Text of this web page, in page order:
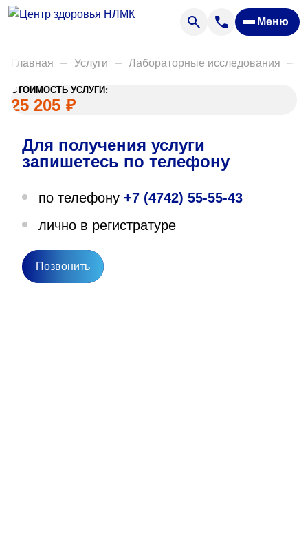
Меню
Анализы
Акции
Пациентам
Вакансии
О нас
Направления деятельности
Главная Услуги Лабораторные исследования
СТОИМОСТЬ УСЛУГИ:
25 205 ₽
Для получения услуги
запишетесь по телефону
по телефону +7 (4742) 55-55-43
лично в регистратуре
Позвонить